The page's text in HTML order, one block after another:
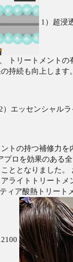
1）超浸
トリートメントの
持続も向上します。
）エッセンシャル
トの持つ補修力を
ロを効果のある
ととなりました。
ライトトリート
ィア酸熱トリート